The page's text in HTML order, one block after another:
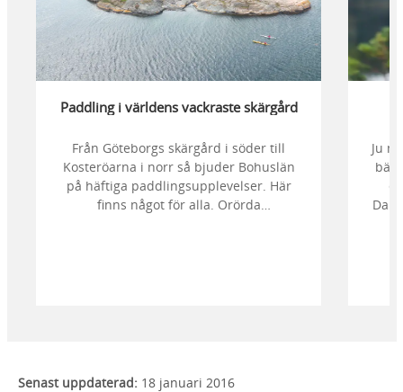
Paddling i världens vackraste skärgård
Från Göteborgs skärgård i söder till
Kosteröarna i norr så bjuder Bohuslän
på häftiga paddlingsupplevelser. Här
finns något för alla. Orörda
Ju
Senast uppdaterad: 18 januari 2016